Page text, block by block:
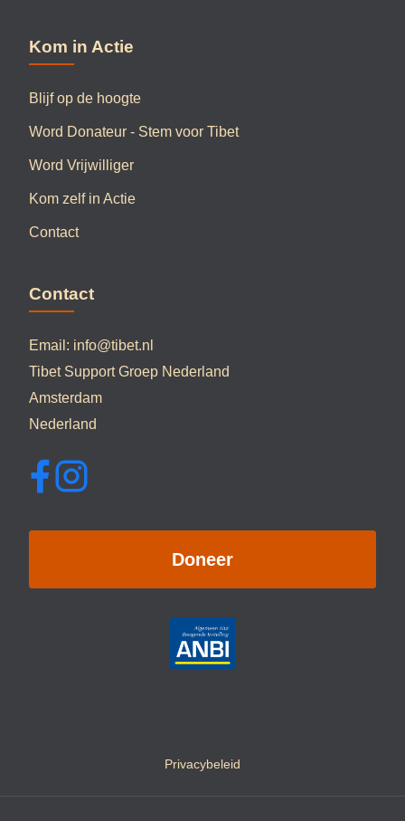
Kom in Actie
Blijf op de hoogte
Word Donateur - Stem voor Tibet
Word Vrijwilliger
Kom zelf in Actie
Contact
Contact
Email: info@tibet.nl
Tibet Support Groep Nederland
Amsterdam
Nederland
Doneer
Privacybeleid